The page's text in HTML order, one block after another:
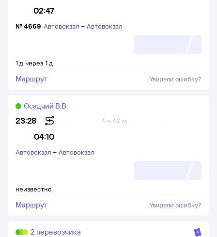
02:47
1 д через 1 д
№4669 Автовокзал – Автовокзал
Маршрут Увидели ошибку?
23:28
04:10
4 ч 42 м
Осадчий В.В.
неизвестно
Автовокзал – Автовокзал
Маршрут Увидели ошибку?
2 перевозчика